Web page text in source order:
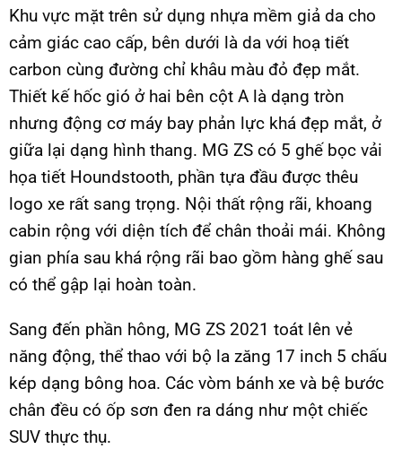
Khu vực mặt trên sử dụng nhựa mềm giả da cho
cảm giác cao cấp, bên dưới là da với hoạ tiết
carbon cùng đường chỉ khâu màu đỏ đẹp mắt.
Thiết kế hốc gió ở hai bên cột A là dạng tròn
nhưng động cơ máy bay phản lực khá đẹp mắt, ở
giữa lại dạng hình thang. MG ZS có 5 ghế bọc vải
họa tiết Houndstooth, phần tựa đầu được thêu
logo xe rất sang trọng. Nội thất rộng rãi, khoang
cabin rộng với diện tích để chân thoải mái. Không
gian phía sau khá rộng rãi bao gồm hàng ghế sau
có thể gập lại hoàn toàn.
Sang đến phần hông, MG ZS 2021 toát lên vẻ
năng động, thể thao với bộ la zăng 17 inch 5 chấu
kép dạng bông hoa. Các vòm bánh xe và bệ bước
chân đều có ốp sơn đen ra dáng như một chiếc
SUV thực thụ.